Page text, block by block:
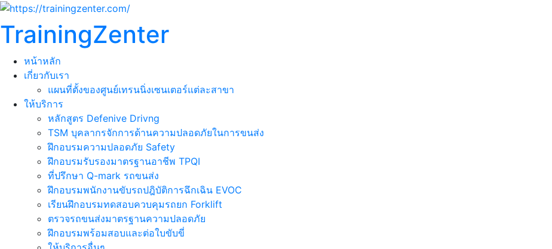
TrainingZenter
หน้าหลัก
เกี่ยวกับเรา
แผนที่ตั้งของศูนย์เทรนนิ่งเซนเตอร์แต่ละสาขา
ให้บริการ
หลักสูตร Defenive Drivng
TSM บุคลากรจักการด้านความปลอดภัยในการขนส่ง
ฝึกอบรมความปลอดภัย Safety
ฝึกอบรมรับรองมาตรฐานอาชีพ TPQI
ที่ปรึกษา Q-mark รถขนส่ง
ฝึกอบรมพนักงานขับรถปฎิบัติการฉึกเฉิน EVOC
เรียนฝึกอบรมทดสอบควบคุมรถยก Forklift
ตรวจรถขนส่งมาตรฐานความปลอดภัย
ฝึกอบรมพร้อมสอบและต่อใบขับขี่